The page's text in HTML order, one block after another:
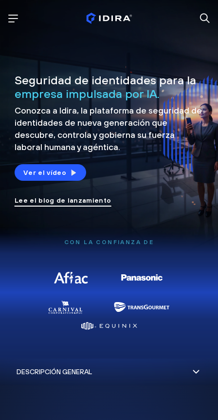
Seguridad de identidades para la
empresa impulsada por IA.
Conozca a Idira, la plataforma de seguridad de
identidades de nueva generación que
descubre, controla ygobierna su fuerza
laboral humana y agéntica.
Ver el vídeo
Lee el blog de lanzamiento
CON LA CONFIANZA DE